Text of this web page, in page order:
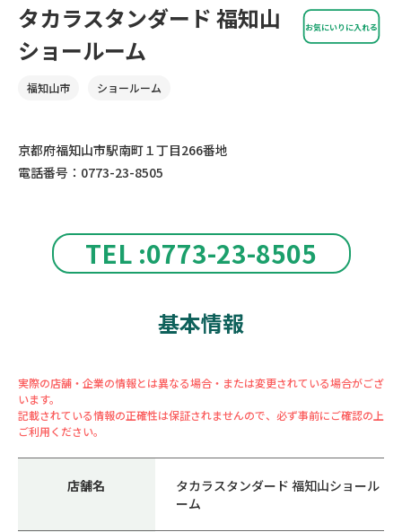
TEL :0773-23-8505
お気にいりに入れる
タカラスタンダード 福知山
ショールーム
福知山市 ショールーム
京都府福知山市駅南町１丁目266番地
電話番号：0773-23-8505
基本情報
実際の店舗・企業の情報とは異なる場合・または変更されている場合がござ
います。
記載されている情報の正確性は保証されませんので、必ず事前にご確認の上
ご利用ください。
店舗名
タカラスタンダード 福知山ショール
ーム